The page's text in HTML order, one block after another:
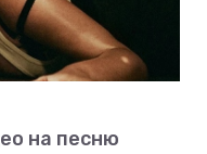
на песню